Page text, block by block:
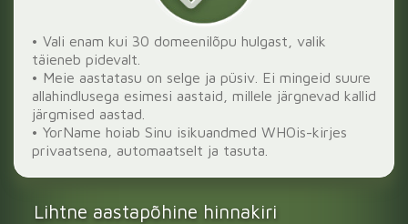
• Vali enam kui 30 domeenilõpu hulgast, valik
täieneb pidevalt.
• Meie aastatasu on selge ja püsiv. Ei mingeid suure
allahindlusega esimesi aastaid, millele järgnevad kallid
järgmised aastad.
• YorName hoiab Sinu isikuandmed WHOis-kirjes
privaatsena, automaatselt ja tasuta.
Lihtne aastapõhine hinnakiri